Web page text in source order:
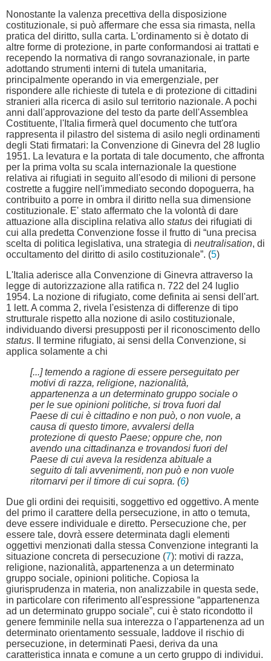
Nonostante la valenza precettiva della disposizione
costituzionale, si può affermare che essa sia rimasta, nella
pratica del diritto, sulla carta. L'ordinamento si è dotato di
altre forme di protezione, in parte conformandosi ai trattati e
recependo la normativa di rango sovranazionale, in parte
adottando strumenti interni di tutela umanitaria,
principalmente operando in via emergenziale, per
rispondere alle richieste di tutela e di protezione di cittadini
stranieri alla ricerca di asilo sul territorio nazionale. A pochi
anni dall'approvazione del testo da parte dell'Assemblea
Costituente, l'Italia firmerà quel documento che tutt'ora
rappresenta il pilastro del sistema di asilo negli ordinamenti
degli Stati firmatari: la Convenzione di Ginevra del 28 luglio
1951. La levatura e la portata di tale documento, che affronta
per la prima volta su scala internazionale la questione
relativa ai rifugiati in seguito all'esodo di milioni di persone
costrette a fuggire nell'immediato secondo dopoguerra, ha
contribuito a porre in ombra il diritto nella sua dimensione
costituzionale. E' stato affermato che la volontà di dare
attuazione alla disciplina relativa allo status dei rifugiati di
cui alla predetta Convenzione fosse il frutto di “una precisa
scelta di politica legislativa, una strategia di neutralisation, di
occultamento del diritto di asilo costituzionale”. (5)
L'Italia aderisce alla Convenzione di Ginevra attraverso la
legge di autorizzazione alla ratifica n. 722 del 24 luglio
1954. La nozione di rifugiato, come definita ai sensi dell'art.
1 lett. A comma 2, rivela l'esistenza di differenze di tipo
strutturale rispetto alla nozione di asilo costituzionale,
individuando diversi presupposti per il riconoscimento dello
status. Il termine rifugiato, ai sensi della Convenzione, si
applica solamente a chi
[...] temendo a ragione di essere perseguitato per
motivi di razza, religione, nazionalità,
appartenenza a un determinato gruppo sociale o
per le sue opinioni politiche, si trova fuori dal
Paese di cui è cittadino e non può, o non vuole, a
causa di questo timore, avvalersi della
protezione di questo Paese; oppure che, non
avendo una cittadinanza e trovandosi fuori del
Paese di cui aveva la residenza abituale a
seguito di tali avvenimenti, non può e non vuole
ritornarvi per il timore di cui sopra. (6)
Due gli ordini dei requisiti, soggettivo ed oggettivo. A mente
del primo il carattere della persecuzione, in atto o temuta,
deve essere individuale e diretto. Persecuzione che, per
essere tale, dovrà essere determinata dagli elementi
oggettivi menzionati dalla stessa Convenzione integranti la
situazione concreta di persecuzione (7): motivi di razza,
religione, nazionalità, appartenenza a un determinato
gruppo sociale, opinioni politiche. Copiosa la
giurisprudenza in materia, non analizzabile in questa sede,
in particolare con riferimento all'espressione “appartenenza
ad un determinato gruppo sociale”, cui è stato ricondotto il
genere femminile nella sua interezza o l'appartenenza ad un
determinato orientamento sessuale, laddove il rischio di
persecuzione, in determinati Paesi, deriva da una
caratteristica innata e comune a un certo gruppo di individui.